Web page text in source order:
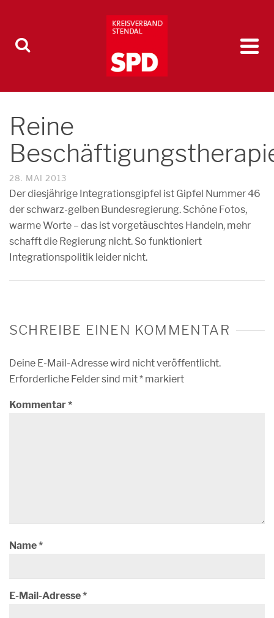
Reine
28. MAI 2013
Der diesjährige Integrationsgipfel ist Gipfel Nummer 46
der schwarz-gelben Bundesregierung. Schöne Fotos,
warme Worte – das ist vorgetäuschtes Handeln, mehr
schafft die Regierung nicht. So funktioniert
Integrationspolitik leider nicht.
SCHREIBE EINEN KOMMENTAR
Deine E-Mail-Adresse wird nicht veröffentlicht.
Erforderliche Felder sind mit* markiert
Kommentar*
Name*
E-Mail-Adresse*